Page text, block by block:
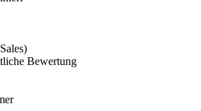
Bewertung